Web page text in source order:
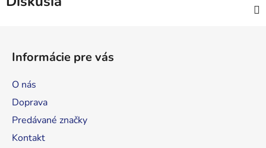
Informácie pre vás
O nás
Doprava
Predávané značky
Kontakt